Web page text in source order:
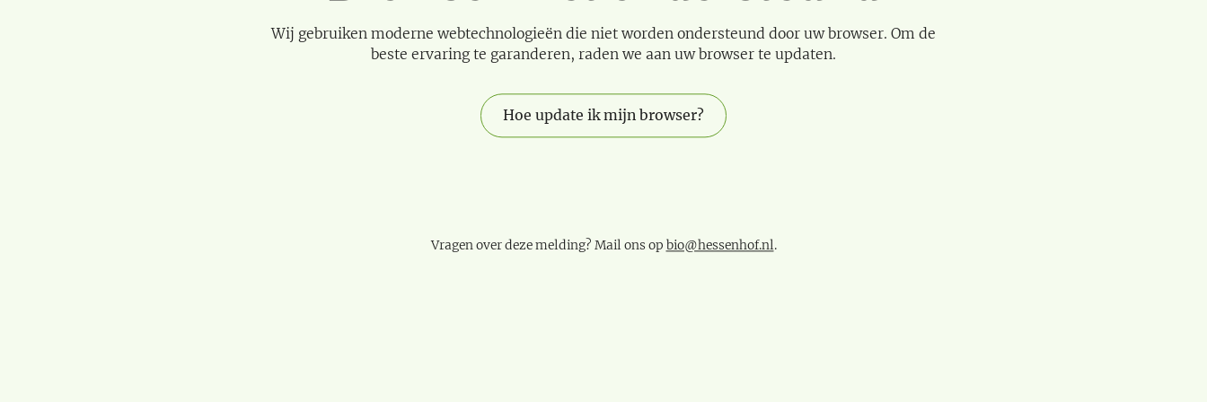
Wij gebruiken moderne webtechnologieën die niet worden ondersteund door uw browser. Om de
beste ervaring te garanderen, raden we aan uw browser te updaten.
Hoe update ik mijn browser?
Vragen over deze melding? Mail ons op bio@hessenhof.nl.